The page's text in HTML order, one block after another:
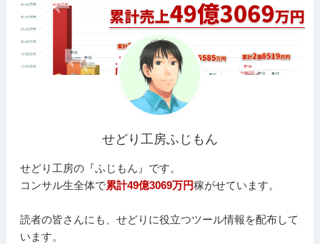
せどり工房ふじもん
せどり工房の『ふじもん』です。
コンサル生全体で累計49億3069万円稼がせています。
読者の皆さんにも、せどりに役立つツール情報を配布して
います。